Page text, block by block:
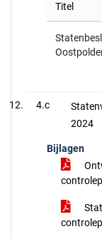
Titel
4.c
2024
Bijlagen